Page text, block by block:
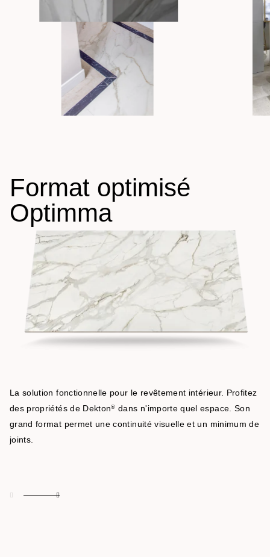
Format optimisé
Optimma
La solution fonctionnelle pour le revêtement intérieur. Profitez
des propriétés de Dekton® dans n'importe quel espace. Son
grand format permet une continuité visuelle et un minimum de
joints.